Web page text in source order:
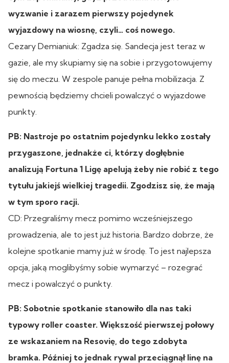
wyzwanie i zarazem pierwszy pojedynek
wyjazdowy na wiosnę, czyli… coś nowego.
Cezary Demianiuk: Zgadza się. Sandecja jest teraz w
gazie, ale my skupiamy się na sobie i przygotowujemy
się do meczu. W zespole panuje pełna mobilizacja. Z
pewnością będziemy chcieli powalczyć o wyjazdowe
punkty.
PB: Nastroje po ostatnim pojedynku lekko zostały
przygaszone, jednakże ci, którzy dogłębnie
analizują Fortuna 1 Ligę apelują żeby nie robić z tego
tytułu jakiejś wielkiej tragedii. Zgodzisz się, że mają
w tym sporo racji.
CD: Przegraliśmy mecz pomimo wcześniejszego
prowadzenia, ale to jest już historia. Bardzo dobrze, że
kolejne spotkanie mamy już w środę. To jest najlepsza
opcja, jaką moglibyśmy sobie wymarzyć – rozegrać
mecz i powalczyć o punkty.
PB: Sobotnie spotkanie stanowiło dla nas taki
typowy roller coaster. Większość pierwszej połowy
ze wskazaniem na Resovię, do tego zdobyta
bramka. Później to jednak rywal przeciągnął linę na